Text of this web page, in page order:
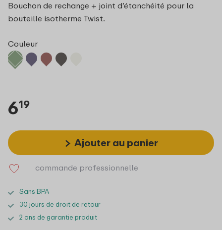
Bouchon de rechange + joint d’étanchéité pour la
bouteille isotherme Twist.
Couleur
619
Ajouter au panier
commande professionnelle
Sans BPA
30 jours de droit de retour
2 ans de garantie produit